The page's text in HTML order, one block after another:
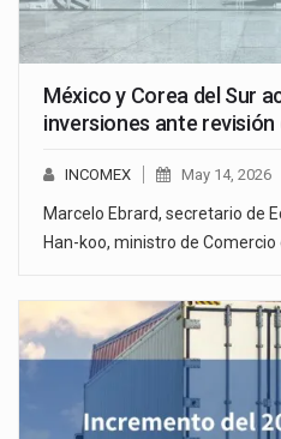
México y Corea del Sur
inversiones ante revisión
INCOMEX May 14, 2026
Marcelo Ebrard, secretario de
Han-koo, ministro de Comercio